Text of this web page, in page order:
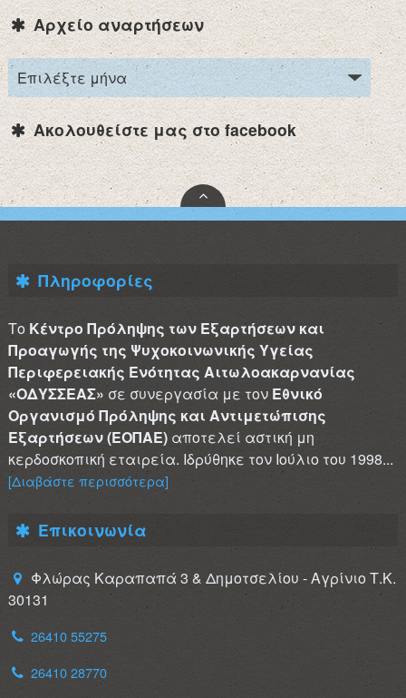
Αρχείο αναρτήσεων
Ακολουθείστε μας στο facebook
Πληροφορίες
Το Κέντρο Πρόληψης των Εξαρτήσεων και
Προαγωγής της Ψυχοκοινωνικής Υγείας
Περιφερειακής Ενότητας Αιτωλοακαρνανίας
«ΟΔΥΣΣΕΑΣ» σε συνεργασία με τον Εθνικό
Οργανισμό Πρόληψης και Αντιμετώπισης
Εξαρτήσεων (ΕΟΠΑΕ)αποτελεί αστική μη
κερδοσκοπική εταιρεία. Ιδρύθηκε τον Ιούλιο του 1998...
[Διαβάστε περισσότερα]
Επικοινωνία
Φλώρας Καραπαπά 3 & Δημοτσελίου - Αγρίνιο Τ.Κ.
30131
26410 55275
26410 28770